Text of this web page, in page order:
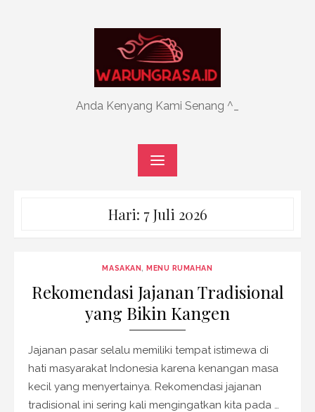
Anda Kenyang Kami Senang ^_
Hari: 7 Juli 2026
MASAKAN,MENU RUMAHAN
Rekomendasi Jajanan Tradisional
yang Bikin Kangen
Jajanan pasar selalu memiliki tempat istimewa di
hati masyarakat Indonesia karena kenangan masa
kecil yang menyertainya. Rekomendasi jajanan
tradisional ini sering kali mengingatkan kita pada …